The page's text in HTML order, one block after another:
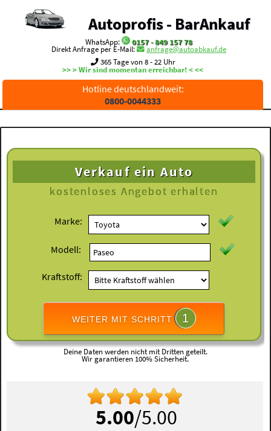
Autoprofis - BarAnkauf
WhatsApp:
0157 - 849 157 78
Direkt Anfrage per E-Mail:
anfrage@autoabkauf.de
365 Tage von 8 - 22 Uhr
>> > Wir sind momentan erreichbar! < <<
Hotline deutschlandweit:
0800-0044333
Verkauf ein Auto
kostenloses Angebot erhalten
Marke:
Modell:
Kraftstoff:
WEITER MIT SCHRITT 1
Deine Daten werden nicht mit Dritten geteilt.
Wir garantieren 100% Sicherheit.
5.00/5.00